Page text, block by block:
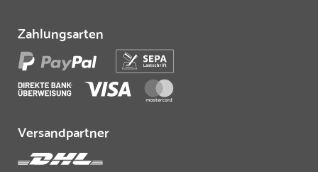
Zahlungsarten
Versandpartner